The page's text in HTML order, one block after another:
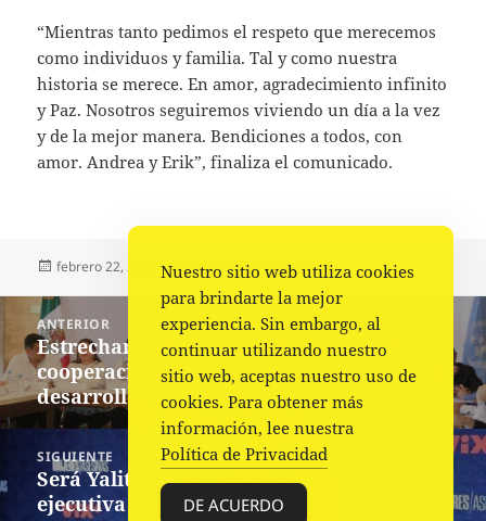
“Mientras tanto pedimos el respeto que merecemos
como individuos y familia. Tal y como nuestra
historia se merece. En amor, agradecimiento infinito
y Paz. Nosotros seguiremos viviendo un día a la vez
y de la mejor manera. Bendiciones a todos, con
amor. Andrea y Erik”, finaliza el comunicado.
Publicado
febrero 22, 2023 Autor
Fuente Categorías
Sociales
Navegación
entradas
ANTERIOR
Entrada
anterior:
Estrechan Gobierno del Estado y ONU
cooperación y esfuerzos para el
desarrollo de Oaxaca
SIGUIENTE
Siguiente
entrada:
Será Yalitza Aparicio productora
ejecutiva de ‘Bonded’
Nuestro sitio web utiliza cookies
para brindarte la mejor
experiencia. Sin embargo, al
continuar utilizando nuestro
sitio web, aceptas nuestro uso de
cookies. Para obtener más
información, lee nuestra
Política de Privacidad
DE ACUERDO